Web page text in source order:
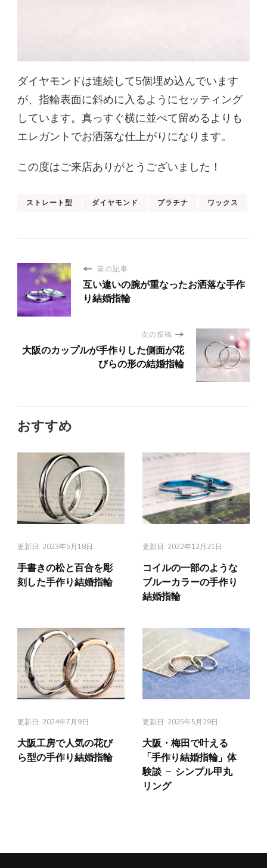
ダイヤモンドは連続して5個埋め込んでいます
が、指輪表面に斜めに入るようにセッティング
しています。真っすぐ横に並べて留めるよりも
エレガントでお洒落な仕上がりになります。
この度はご来店ありがとうございました！
ストレート型 ダイヤモンド プラチナ ワックス
前の記事
互い違いの腕が重なったお洒落な手作
り結婚指輪
次の投稿
大阪のカップルが手作りした側面が花
びらの形の結婚指輪
おすすめ
更新日: 2023年5月18日
手書きの松と百合を彫
刻した手作り結婚指輪
更新日: 2022年12月21日
コイルの一部のような
ブルーカラーの手作り
結婚指輪
更新日: 2024年7月9日
大阪工房で人気の花び
ら型の手作り結婚指輪
更新日: 2025年5月29日
大阪・梅田で叶える
「手作り結婚指輪」体
験談 － シンプル甲丸
リング